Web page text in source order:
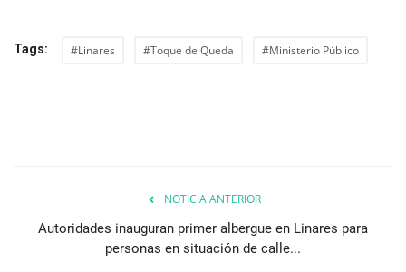
Tags: #Linares #Toque de Queda #Ministerio Público
NOTICIA ANTERIOR
Autoridades inauguran primer albergue en Linares para
personas en situación de calle...